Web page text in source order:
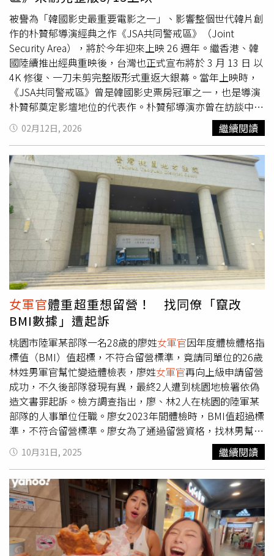
被譽為「韓國影史最重要電影之一」、影響整個世代韓片創
作的朴贊郁導演經典之作《JSA共同警戒區》（Joint
Security Area），將於今年迎來上映 26 週年。繼香港、韓
國陸續推出經典重映後，台灣也正式宣布將於 3 月 13 日 以
4K 修復、一刀未剪完整版形式重返大銀幕。當年上映時，
《JSA共同警戒區》曾是韓國影史票房冠軍之一，也是導演
朴贊郁奠定影壇地位的代表作。朴贊郁導演亦曾在訪談中提
到：「拍攝本片時正值南北韓題材仍高度敏感的年代，能夠
讓北韓角色以具有人性與情感的方式出現在銀幕上，本身就
是一次大膽且冒險的嘗試。」26 年後回望，這部電影所傳
達的人性張力與情感重量，更顯得真實而感動。李英愛飾演
一名瑞士籍
女軍官奉命調查真相。（圖／CATCHPLAY提
供）《JSA共同警戒區》由朴贊郁執導，宋康昊、李炳憲、
李英愛、申河均主演，故事圍繞在南北韓交界的「共同警戒
區」發生的神秘槍擊事件，一名瑞士籍女軍官
奉命調查真
相，卻逐步揭開一段不該存在、卻真實發生的士兵友情。電
影不僅在懸疑敘事上層層翻轉，更透過角色之間微妙而壓抑
的情感，直指制度、身份與人性之間難以逃避的矛盾。為讓
影迷能將這部影史經典延續珍藏，CATCHPLAY 特別攜手光
點華山電影館推出《JSA共同警戒區》紀念典藏套票，內容
包含電影票乙張、16 頁深度專冊乙本，以及韓版原文 A3 海
報乙張，極具收藏價值。套票即將於2月26日開賣，詳細資
訊請至 CATCHPLAY 或光點華山電影館官方粉絲團查詢。
02月12日, 2026 繼續閱讀
女軍官體重超重想留營！ 找同僚「竄改
BMI數據」遭起訴
桃園市陸軍某部隊一名28歲的廖姓女軍官因年度體檢體格指
標值（BMI）值超標，不符合留營標準，竟請同單位的26歲
林姓男軍官幫忙變造體檢表，廖姓女軍官再向上級申請留營
成功，不久後部隊發現有異，最終2人遭到桃園地檢署依偽
造文書罪起訴。檢方調查指出，廖、林2人在桃園的陸軍某
部隊的人事單位任職。廖女2023年間體檢時，BMI值超過標
準，不符合留營標準。廖女為了通過留營資格，找林男幫忙
竄改體檢表，林男以手寫紙條浮貼的方式，將BMI「複檢結
果」欄位改為合格數據25.26，隨後將竄改後的體檢表影本
交給廖女，廖女再拿著影本向部隊申請留營，順利取得3年
志願留營資格。事後，此事被部隊查出，桃園憲兵隊將2人
移送偵辦。偵訊時，廖女與林男均坦承犯行，桃園地檢署也
查獲變造體檢表影本及證人證詞佐證，認為2人的行為已觸
犯《陸海空軍刑法》行使變造公文書罪，並依偽造文書罪將
2人提起公訴。
10月31日, 2025 繼續閱讀